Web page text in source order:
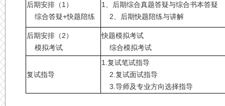
后期安排（1）
综合答疑+快题陪练
1、后期综合真题答疑与综合书本答疑
2、后期快题陪练与讲解
后期安排（2）
模拟考试
快题模拟考试
综合模拟考试
复试指导
1.复试笔试指导
2.复试面试指导
3.导师及专业方向选择指导